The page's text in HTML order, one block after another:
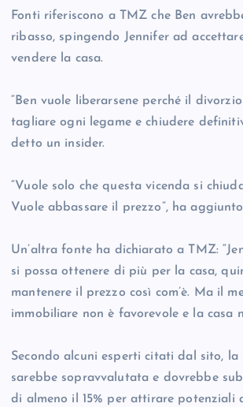
Fonti riferiscono a TMZ che Ben
ribasso, spingendo Jennifer ad
vendere la casa.
“Ben vuole liberarsene perché il
tagliare ogni legame e chiudere
detto un insider.
“Vuole solo che questa vicenda si
Vuole abbassare il prezzo”, ha
Un’altra fonte ha dichiarato a TMZ:
si possa ottenere di più per la casa,
mantenere il prezzo così com’è. Ma il
immobiliare non è favorevole e la casa
Secondo alcuni esperti citati dal sito,
sarebbe sopravvalutata e dovrebbe
di almeno il 15% per attirare potenziali